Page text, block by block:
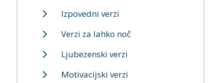
Izpovedni verzi
Verzi za lahko noč
Ljubezenski verzi
Motivacijski verzi